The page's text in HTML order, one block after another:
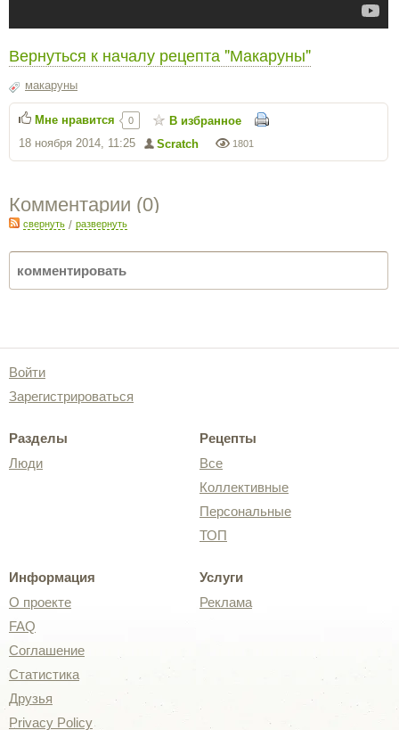
Вернуться к началу рецепта "Макаруны"
макаруны
1801
Scratch
18 ноября 2014, 11:25
Мне нравится 0 В избранное
Комментарии (0)
свернуть / развернуть
Войти
Зарегистрироваться
Разделы
Люди
Рецепты
Все
Коллективные
Персональные
ТОП
Информация
О проекте
FAQ
Соглашение
Статистика
Друзья
Privacy Policy
Услуги
Реклама